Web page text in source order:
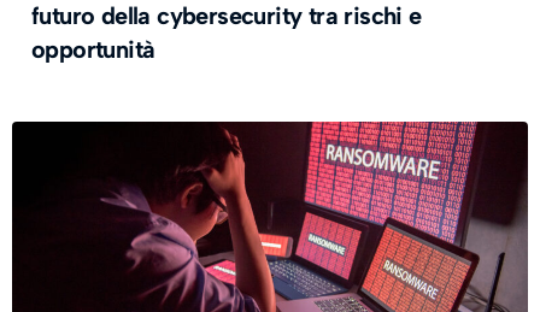
futuro della cybersecurity tra rischi e
opportunità